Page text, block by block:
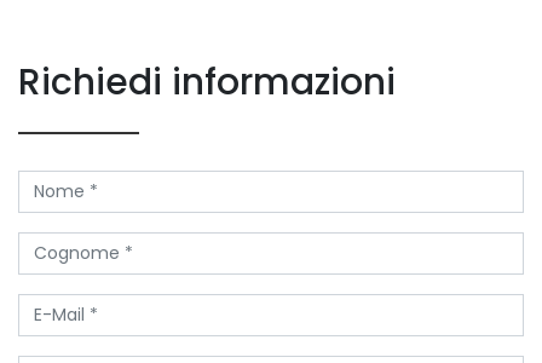
Richiedi informazioni